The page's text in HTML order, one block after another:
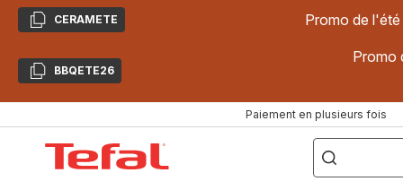
CopierCERAMETE Promo de
CopierBBQETE26
Promo
Paiement en plusieurs fois
["Poêles
inox,
Cake
Factory,